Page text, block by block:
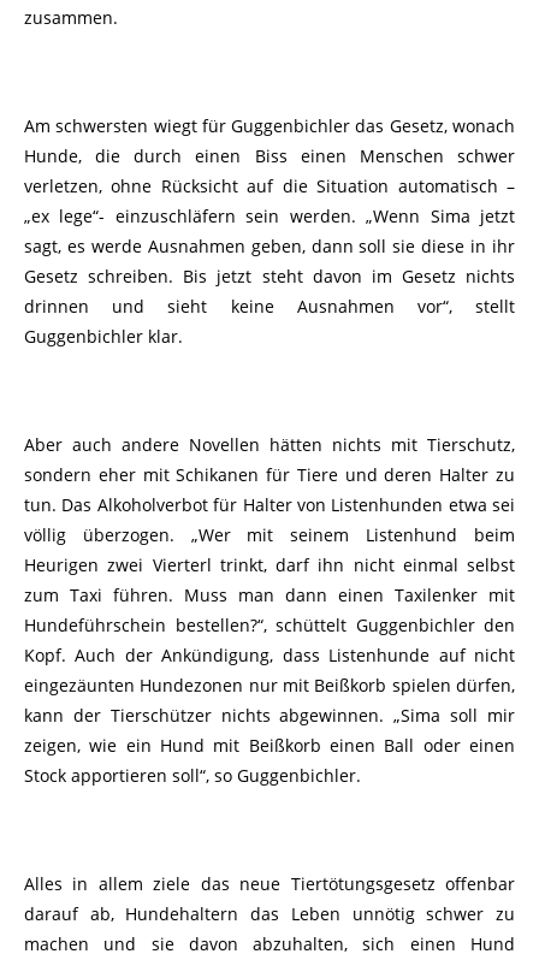
zusammen.
Am schwersten wiegt für Guggenbichler das Gesetz, wonach
Hunde, die durch einen Biss einen Menschen schwer
verletzen, ohne Rücksicht auf die Situation automatisch –
„ex lege“- einzuschläfern sein werden. „Wenn Sima jetzt
sagt, es werde Ausnahmen geben, dann soll sie diese in ihr
Gesetz schreiben. Bis jetzt steht davon im Gesetz nichts
drinnen und sieht keine Ausnahmen vor“, stellt
Guggenbichler klar.
Aber auch andere Novellen hätten nichts mit Tierschutz,
sondern eher mit Schikanen für Tiere und deren Halter zu
tun. Das Alkoholverbot für Halter von Listenhunden etwa sei
völlig überzogen. „Wer mit seinem Listenhund beim
Heurigen zwei Vierterl trinkt, darf ihn nicht einmal selbst
zum Taxi führen. Muss man dann einen Taxilenker mit
Hundeführschein bestellen?“, schüttelt Guggenbichler den
Kopf. Auch der Ankündigung, dass Listenhunde auf nicht
eingezäunten Hundezonen nur mit Beißkorb spielen dürfen,
kann der Tierschützer nichts abgewinnen. „Sima soll mir
zeigen, wie ein Hund mit Beißkorb einen Ball oder einen
Stock apportieren soll“, so Guggenbichler.
Alles in allem ziele das neue Tiertötungsgesetz offenbar
darauf ab, Hundehaltern das Leben unnötig schwer zu
machen und sie davon abzuhalten, sich einen Hund